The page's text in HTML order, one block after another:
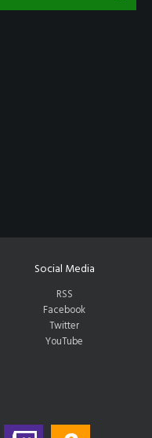
Social Media
RSS
Facebook
Twitter
YouTube